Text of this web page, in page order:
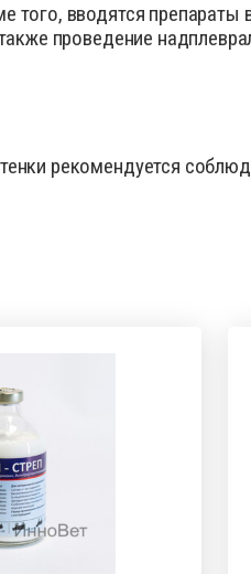
вводятся препараты
проведение
рекомендуется